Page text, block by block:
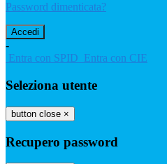
Password dimenticata?
-
Entra con SPID Entra con CIE
Seleziona utente
button close ×
Recupero password